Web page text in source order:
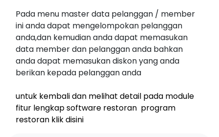
Pada menu master data pelanggan / member
ini anda dapat mengelompokan pelanggan
anda,dan kemudian anda dapat memasukan
data member dan pelanggan anda bahkan
anda dapat memasukan diskon yang anda
berikan kepada pelanggan anda
untuk kembali dan melihat detail pada module
fitur lengkap software restoran program
restoran klik disini